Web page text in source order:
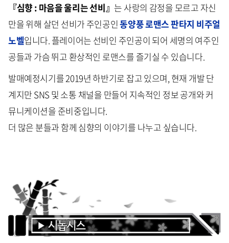
『심향 : 마음을 울리는 선비』 는 사랑의 감정을 모르고 자신
만을 위해 살던 선비가 주인공인동양풍 로맨스 판타지 비주얼
노벨입니다. 플레이어는 선비인 주인공이 되어 세명의 여주인
공들과 가슴 뛰고 환상적인 로맨스를 즐기실 수 있습니다.
발매예정시기를 2019년 하반기로 잡고 있으며, 현재 개발 단
계지만 SNS 및 소통 채널을 만들어 지속적인 정보 공개와 커
뮤니케이션을 준비중입니다.
더 많은 분들과 함께 심향의 이야기를 나누고 싶습니다.